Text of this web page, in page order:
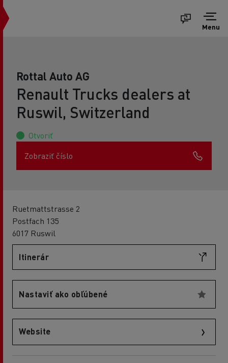
Menu
Rottal Auto AG
Renault Trucks dealers at
Ruswil, Switzerland
Otvoriť
Zobraziť číslo
Ruetmattstrasse 2
Postfach 135
6017 Ruswil
Itinerár
Nastaviť ako obľúbené
Website